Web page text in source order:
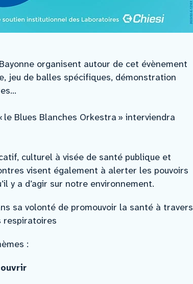
organisent autour de cet évènement
jeu de balles spécifiques, démonstration
Blues Blanches Orkestra » interviendra
culturel à visée de santé publique et
visent également à alerter les pouvoirs
y a d’agir sur notre environnement.
sa volonté de promouvoir la santé à travers
respiratoires
: